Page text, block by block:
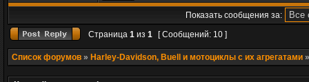
Показать сообщения за:
Страница 1 из 1 [ Сообщений: 10 ]
Список форумов » Harley-Davidson, Buell и мотоциклы с их агрегатами